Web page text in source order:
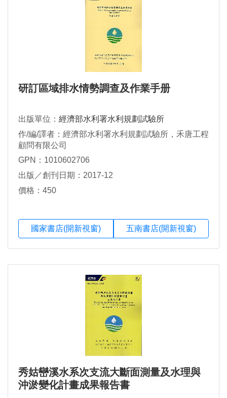
研訂區域排水情勢調查及作業手册
出版單位： 經濟部水利署水利規劃試驗所
作/編/譯者：經濟部水利署水利規劃試驗所，禾唐工程
顧問有限公司
GPN：1010602706
出版／創刊日期：2017-12
價格：450
國家書店(開新視窗) 五南書店(開新視窗)
秀姑巒溪水系次支流大斷面測量及水理與
沖淤變化計畫成果報告書